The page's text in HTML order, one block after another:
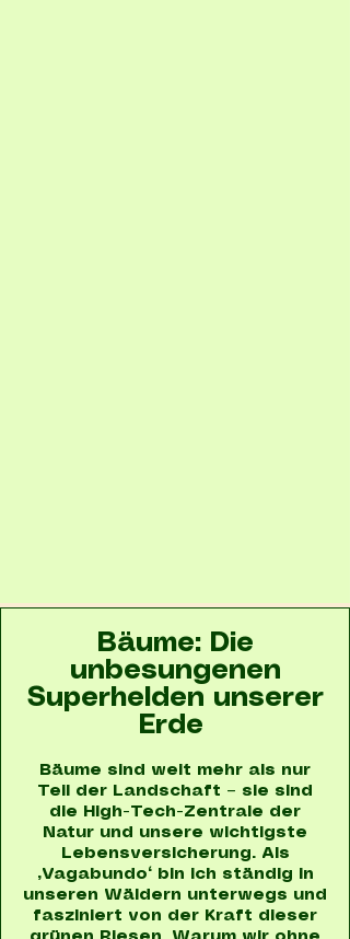
Bäume: Die
unbesungenen
Superhelden unserer
Erde
Bäume sind weit mehr als nur
Teil der Landschaft – sie sind
die High-Tech-Zentrale der
Natur und unsere wichtigste
Lebensversicherung. Als
„Vagabundo“ bin ich ständig in
unseren Wäldern unterwegs und
fasziniert von der Kraft dieser